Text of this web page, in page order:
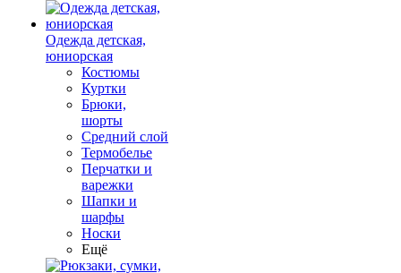
Одежда детская,
юниорская
Костюмы
Куртки
Брюки,
шорты
Средний слой
Термобелье
Перчатки и
варежки
Шапки и
шарфы
Носки
Ещё